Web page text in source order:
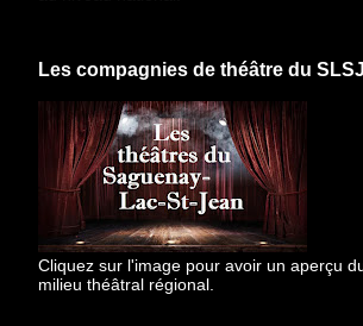
Les compagnies de théâtre du SLSJ
Cliquez sur l'image pour avoir un aperçu
milieu théâtral régional.